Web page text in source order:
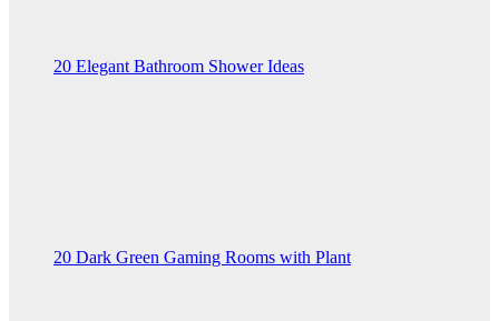
20 Elegant Bathroom Shower Ideas
20 Dark Green Gaming Rooms with Plant